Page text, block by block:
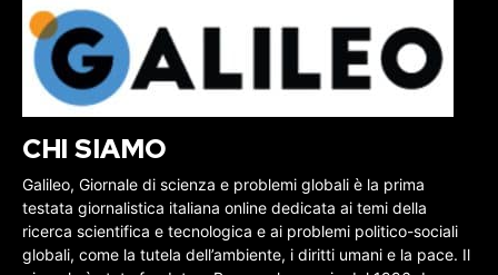
CHI SIAMO
Galileo, Giornale di scienza e problemi globali è la prima
testata giornalistica italiana online dedicata ai temi della
ricerca scientifica e tecnologica e ai problemi politico-sociali
globali, come la tutela dell’ambiente, i diritti umani e la pace. Il